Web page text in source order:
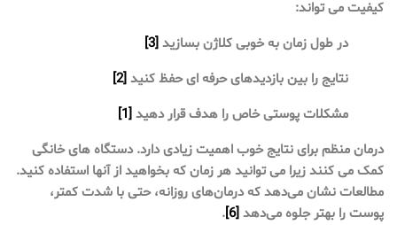
کیفیت می تواند:
در طول زمان به خوبی کلاژن بسازید[3]
نتایج را بین بازدیدهای حرفه ای حفظ کنید[2]
مشکلات پوستی خاص را هدف قرار دهید[1]
درمان منظم برای نتایج خوب اهمیت زیادی دارد. دستگاه های خانگی
کمک می کنند زیرا می توانید هر زمان که بخواهید از آنها استفاده کنید.
مطالعات نشان می‌دهد که درمان‌های روزانه، حتی با شدت کمتر،
پوست را بهتر جلوه می‌دهد[6]
.